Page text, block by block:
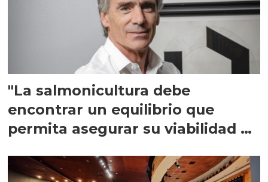
"La salmonicultura debe
encontrar un equilibrio que
permita asegurar su viabilidad de